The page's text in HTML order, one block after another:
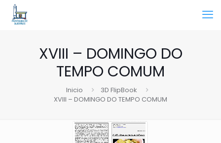
XVIII – DOMINGO DO
TEMPO COMUM
Inicio
3D FlipBook
XVIII – DOMINGO DO TEMPO COMUM